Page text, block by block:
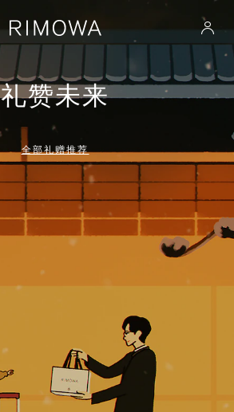
礼赞未来
全部礼赠推荐